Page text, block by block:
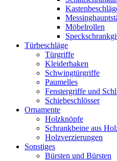
Möbelrollen
Türbeschläge
Türgriffe
Kleiderhaken
Schwingtürgriffe
Paumelles
Fenstergriffe und
Schiebeschlösser
Ornamente
Holzknöpfe
Schrankbeine aus
Holzverzierungen
Sonstiges
Bürsten und Bürsten